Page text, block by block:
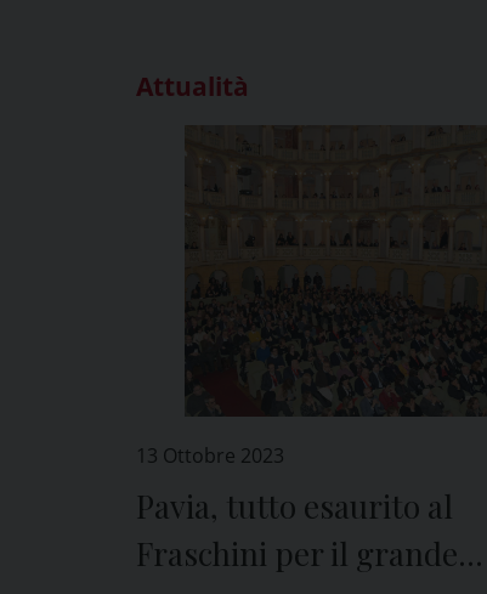
Attualità
13 Ottobre 2023
Pavia, tutto esaurito al
Fraschini per il grande